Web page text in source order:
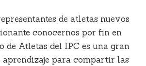
de atletas nuevos
conocernos por fin en
de Atletas del IPC es una gran
para compartir las